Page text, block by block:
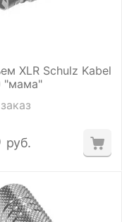
XLR Schulz Kabel
S100 "мама"
руб.